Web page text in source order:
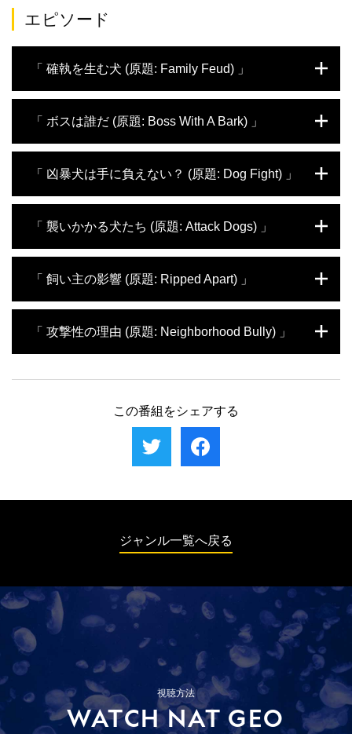
エピソード
「 確執を生む犬 (原題: Family Feud) 」
れたシーザー。ミスティは飼い主一家に噛み
つくことがあり、近隣の住民からは安楽死ま
シーザーはリハビリで変えることができるの
か。続いて、飼い犬同士がすぐにケンカをす
と言う兄と、兄の犬にも問題があると主張す
「 ボスは誰だ (原題: Boss With A Bark) 」
トランの従業員から相談を受けるシーザー。
賑やかなのが大好きなオーナーは、3匹のビ
シーザーは変えられるのか。続いて、重さ約
64キロのラブラドールが登場。飼い主は、映
代表、エリン・グルーウェルだ。あらゆる生
「 凶暴犬は手に負えない？ (原題: Dog Fight) 」
を襲って困ると、助けを求められたシーザ
ー。飼い主たちは2匹をなるべく外に出さな
ろうと諦め気味だ。初めて、シーザーの手に
も負えない犬の登場となるか。続いて訪れる
ちに噛み付こうとし、レッスンを妨害する。
「 襲いかかる犬たち (原題: Attack Dogs) 」
イラーが凶暴で心配だと、コーチから相談を
受けるシーザー。既に他の犬を2匹襲ってい
なりかねない。シーザーは前途多望な若者の
将来を救うため、一風変わった練習を行う。
すら襲いかかり、事態は深刻だ。シーザーは
犬の苦手意識を取り除くことができるのか。
「 飼い主の影響 (原題: Ripped Apart) 」
の相談もなく2人で住むアパートに犬を連れ
帰る。以来、2人は絶えずケンカを繰り返
せ、2人の仲を修復できるのか。続いて、飼
い主を引きずる大型犬が登場。ドッグランで
2度問題を起こし、もう一度トラブルを起こ
せば出入り禁止になりかねない。仲良しグル
「 攻撃性の理由 (原題: Neighborhood Bully) 」
める。ターシャは他の犬や人が近付くと飼い
題だ。再度 誰かを襲えば安楽死させられる
可能性の高いターシャを、シーザーは救うこ
か。
この番組をシェアする
ジャンル一覧へ戻る
視聴方法
WATCH NAT GEO